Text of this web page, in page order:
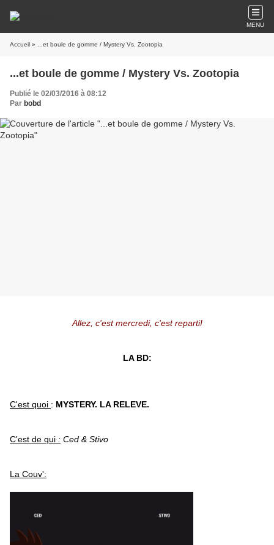
MENU
Accueil » ...et boule de gomme / Mystery Vs. Zootopia
...et boule de gomme / Mystery Vs. Zootopia
Publié le 02/03/2016 à 08:12
Par bobd
Allez, c'est mercredi, c'est reparti!
LA BD:
C'est quoi : MYSTERY. LA RELEVE.
C'est de qui : Ced & Stivo
La Couv':